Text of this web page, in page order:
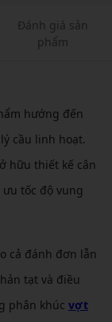
Đánh giá sản
phẩm
hướng đến
cầu linh hoạt.
hữu thiết kế cân
tốc độ vung
cả đánh đơn lẫn
tạt và điều
phân khúc vợt